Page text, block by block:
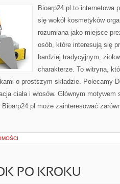
Bioarp24.pl to internetowa
się wokół kosmetyków
rozumiana jako miejsce
osób, które interesują się
bardziej tradycyjnym,
charakterze. To witryna,
o prostszym składzie. Polecamy
ciała i włosów. Głównym
może zainteresować
PO KROKU